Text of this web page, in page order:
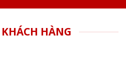
HÀNG